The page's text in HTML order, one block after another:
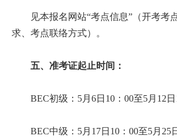
见本报名网站“考点信息”（开考考
求、考点联络方式）。
五、准考证起止时间：
BEC初级：5月6日10：00至5月12日
BEC中级：5月17日10：00至5月25